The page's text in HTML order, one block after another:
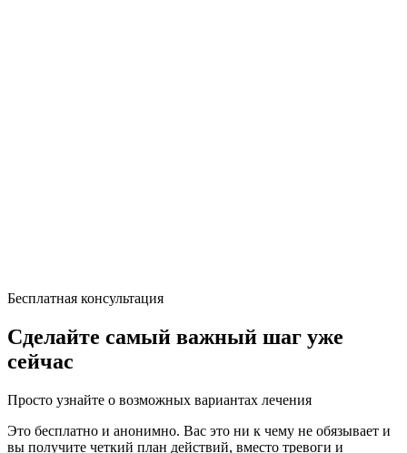
Бесплатная консультация
Сделайте самый важный шаг уже
сейчас
Просто узнайте о возможных вариантах лечения
Это бесплатно и анонимно. Вас это ни к чему не обязывает и
вы получите четкий план действий, вместо тревоги и